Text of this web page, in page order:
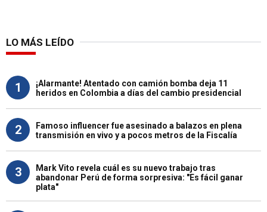
LO MÁS LEÍDO
1
¡Alarmante! Atentado con camión bomba deja 11
heridos en Colombia a días del cambio presidencial
2
Famoso influencer fue asesinado a balazos en plena
transmisión en vivo y a pocos metros de la Fiscalía
3
Mark Vito revela cuál es su nuevo trabajo tras
abandonar Perú de forma sorpresiva: "Es fácil ganar
plata"